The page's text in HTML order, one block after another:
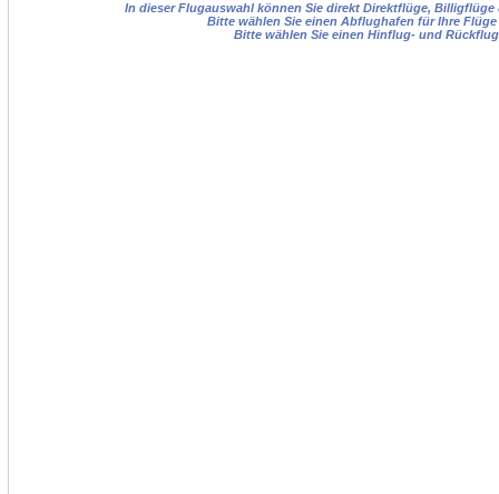
In dieser Flugauswahl können Sie direkt Direktflüge,
Bitte wählen Sie einen Abflughafen für Ihre Flüge
Bitte wählen Sie einen Hinflug- und